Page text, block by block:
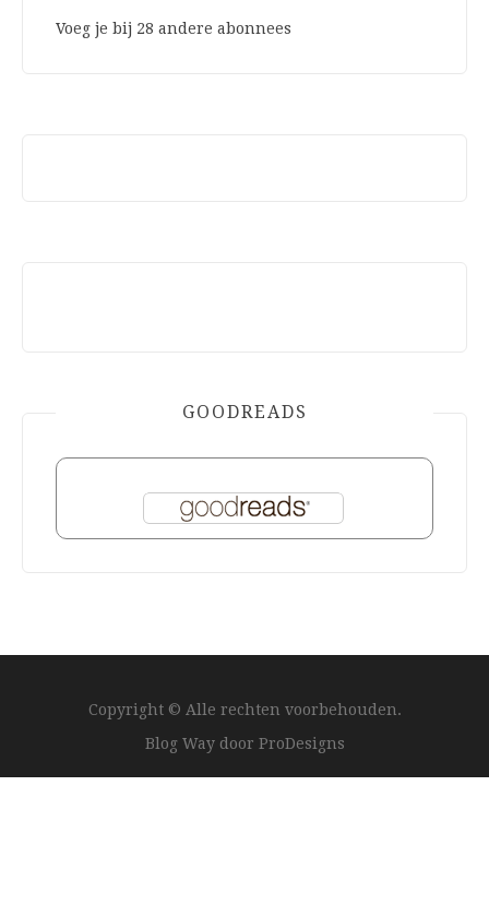
Voeg je bij 28 andere abonnees
GOODREADS
Copyright © Alle rechten voorbehouden.
Blog Way door ProDesigns